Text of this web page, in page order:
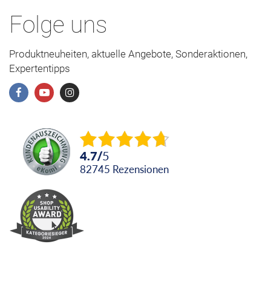
Folge uns
Produktneuheiten, aktuelle Angebote, Sonderaktionen,
Expertentipps
4.7/5
82745 Rezensionen